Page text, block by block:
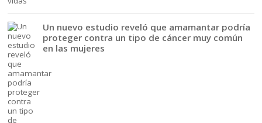
Un nuevo estudio reveló que amamantar podría
proteger contra un tipo de cáncer muy común
en las mujeres